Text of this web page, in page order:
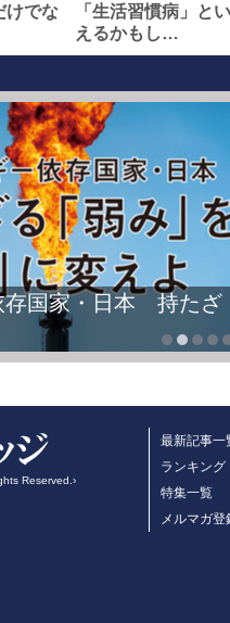
けでな
「生活習慣病」と
えるかもし…
存国家・日本 持たざ
Reserved.›
最新記事一
ランキング
特集一覧
メルマガ登